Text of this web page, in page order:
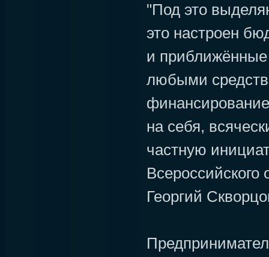
"Под это
это настроен
и
любыми
на себя,
частную
Георгий